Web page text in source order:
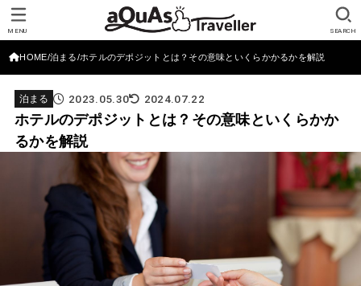
SEARCH
MENU
HOME 泊まる ホテルのデポジットとは？その意味といくらかかるかを解説
泊まる 2023.05.30 2024.07.22
ホテルのデポジットとは？その意味といくらかか
るかを解説